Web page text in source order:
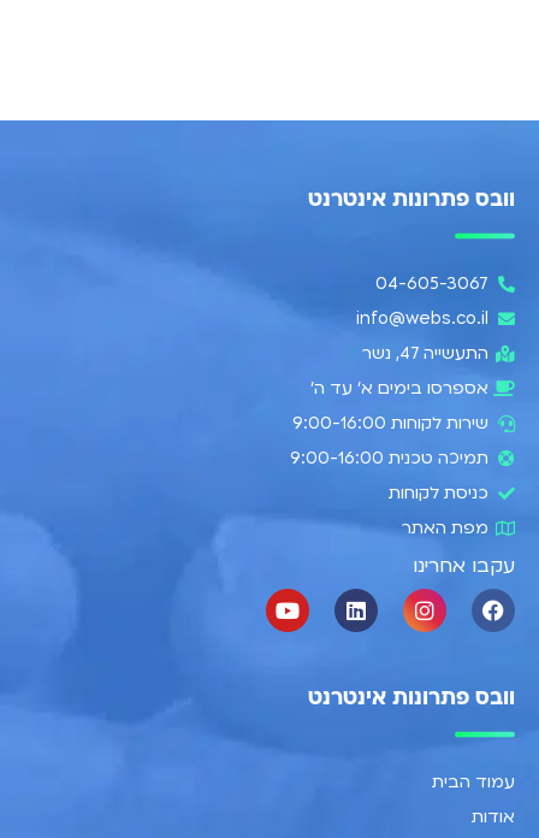
וובס פתרונות אינטרנט
04-605-3067
info@webs.co.il
התעשייה 47, נשר​
אספרסו בימים א’ עד ה׳
שירות לקוחות 9:00-16:00
תמיכה טכנית 9:00-16:00
כניסת לקוחות
מפת האתר
עקבו אחרינו
וובס פתרונות אינטרנט
עמוד הבית
אודות